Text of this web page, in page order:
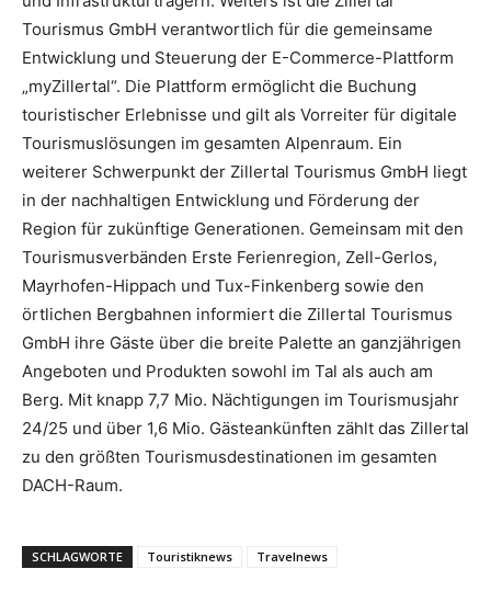
Tourismus GmbH verantwortlich für die gemeinsame
Entwicklung und Steuerung der E-Commerce-Plattform
„myZillertal“. Die Plattform ermöglicht die Buchung
touristischer Erlebnisse und gilt als Vorreiter für digitale
Tourismuslösungen im gesamten Alpenraum. Ein
weiterer Schwerpunkt der Zillertal Tourismus GmbH liegt
in der nachhaltigen Entwicklung und Förderung der
Region für zukünftige Generationen. Gemeinsam mit den
Tourismusverbänden Erste Ferienregion, Zell-Gerlos,
Mayrhofen-Hippach und Tux-Finkenberg sowie den
örtlichen Bergbahnen informiert die Zillertal Tourismus
GmbH ihre Gäste über die breite Palette an ganzjährigen
Angeboten und Produkten sowohl im Tal als auch am
Berg. Mit knapp 7,7 Mio. Nächtigungen im Tourismusjahr
24/25 und über 1,6 Mio. Gästeankünften zählt das Zillertal
zu den größten Tourismusdestinationen im gesamten
DACH-Raum.
SCHLAGWORTE Touristiknews Travelnews